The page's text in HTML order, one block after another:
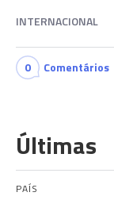
INTERNACIONAL
0 Comentários
Últimas
PAÍS